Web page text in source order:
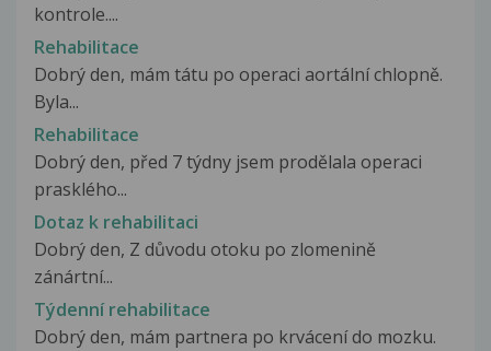
kontrole....
Rehabilitace
Dobrý den, mám tátu po operaci aortální chlopně.
Byla...
Rehabilitace
Dobrý den, před 7 týdny jsem prodělala operaci
prasklého...
Dotaz k rehabilitaci
Dobrý den, Z důvodu otoku po zlomenině
zánártní...
Týdenní rehabilitace
Dobrý den, mám partnera po krvácení do mozku.